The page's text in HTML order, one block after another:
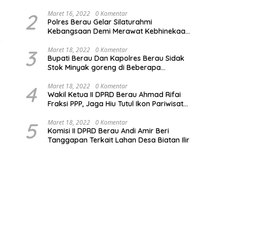
2 Maret 16, 2022 0 Komentar
Polres Berau Gelar Silaturahmi
Kebangsaan Demi Merawat Kebhinekaan
3 Maret 18, 2022 0 Komentar
Bupati Berau Dan Kapolres Berau Sidak
Stok Minyak goreng di Beberapa
4 Maret 18, 2022 0 Komentar
Wakil Ketua II DPRD Berau Ahmad Rifai
Fraksi PPP, Jaga Hiu Tutul Ikon Pariwisata
5 Maret 18, 2022 0 Komentar
Komisi II DPRD Berau Andi Amir Beri
Tanggapan Terkait Lahan Desa Biatan Ilir